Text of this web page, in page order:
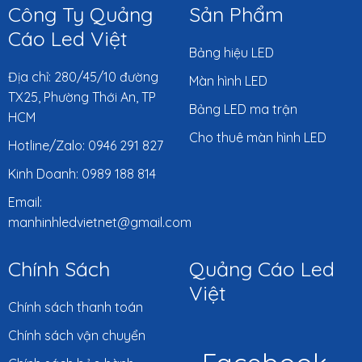
Công Ty Quảng
Cáo Led Việt
Địa chỉ: 280/45/10 đường
TX25, Phường Thới An, TP
HCM
Hotline/Zalo: 0946 291 827
Kinh Doanh: 0989 188 814
Email:
manhinhledvietnet@gmail.com
Sản Phẩm
Bảng hiệu LED
Màn hình LED
Bảng LED ma trận
Cho thuê màn hình LED
Chính Sách
Chính sách thanh toán
Chính sách vận chuyển
Quảng Cáo Led
Việt